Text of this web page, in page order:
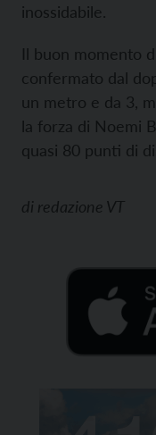
inossidabile.
Il buon momento
confermato dal
un metro e da 3,
la forza di Noemi
quasi 80 punti di
di redazione VT